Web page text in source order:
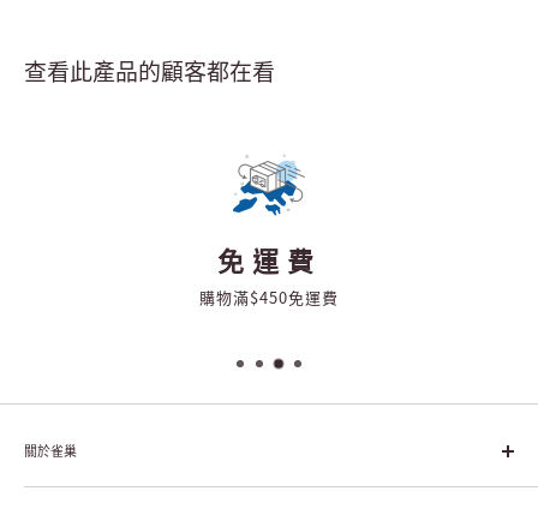
查看此產品的顧客都在看
免運費
購物滿$450免運費
關於雀巢
雀巢集團起源於1866年的瑞士，目前是全球領先的「營養、健康、